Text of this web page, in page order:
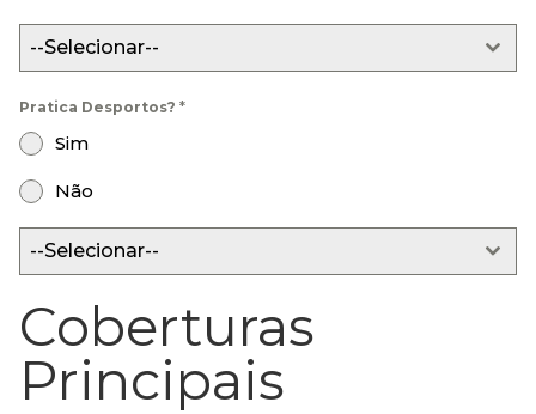
--Selecionar--
Pratica Desportos? *
Sim
Não
--Selecionar--
Coberturas
Principais